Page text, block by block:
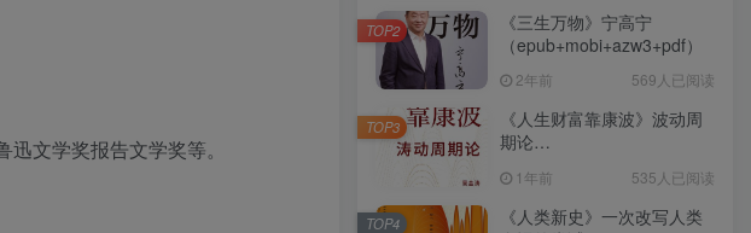
文学奖报告文学奖等。
《三生万物》宁高宁
（epub+mobi+azw3+pdf）
2年前 569人已阅读
TOP2
《人生财富靠康波》波动周
期论
1年前 535人已阅读
TOP3
《人类新史》一次改写人类
TOP4